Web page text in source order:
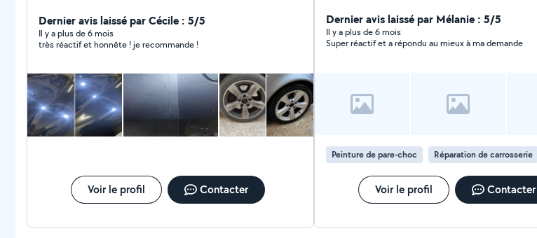
à la vente (lavage intérieur/extérieur + photos pour la
mise en vente du véhicule) polissage intégral et
protection céramique longue durée etc.. je peux me
à me contacter pour toute demande ou information
Mon Instagram ou je poste mes réalisations :
srdetailing_fr
Dernier avis laissé par Cécile : 5/5
Il y a plus de 6 mois
très réactif et honnête ! je recommande !
Voir le profil Contacter
Dernier avis laissé par Mélanie : 5/5
Il y a plus de 6 mois
Super réactif et a répondu au mieux à ma demande
Peinture de pare-choc Réparation de carrosserie
Voir le profil Contacter